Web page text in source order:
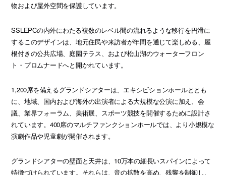
物および屋外空間を保護しています。
SSLEPCの内外にわたる複数のレベル間の流れるような移行を円滑に
するこのデザインは、地元住民や来訪者が年間を通じて楽しめる、屋
根付きの公共広場、庭園テラス、および松山湖のウォーターフロン
ト・プロムナードへと開かれています。
1,200席を備えるグランドシアターは、エキシビションホールととも
に、地域、国内および海外の出演者による大規模な公演に加え、会
議、業界フォーラム、美術展、スポーツ競技を開催するために設計さ
れています。400席のマルチファンクションホールでは、より小規模な
演劇作品や児童劇が開催されます。
グランドシアターの壁面と天井は、10万本の細長いスパインによって
特徴づけられています。それらは、音の拡散を高め、残響を制御し、